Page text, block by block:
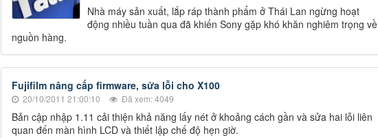
Nhà máy sản xuất, lắp ráp thành phẩm ở Thái Lan ngừng hoạt
động nhiều tuần qua đã khiến Sony gặp khó khăn nghiêm trọng về
nguồn hàng.
Fujifilm nâng cấp firmware, sửa lỗi cho X100
20/10/2011 21:00:10 Đã xem: 4049
Bản cập nhập 1.11 cải thiện khả năng lấy nét ở khoảng cách gần và sửa hai lỗi liên
quan đến màn hình LCD và thiết lập chế độ hẹn giờ.